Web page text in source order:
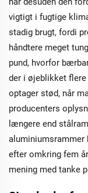
vigtigt i fugtige
stadig brugt, fordi
håndtere meget
pund, hvorfor
der i øjeblikket
optager stød, når
producenters
længere end
aluminiumsrammer
efter omkring fem
mening med tanke